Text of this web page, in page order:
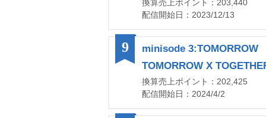
換算売上ポイント：203,440
配信開始日：2023/12/13
minisode 3:TOMORROW
TOMORROW X
換算売上ポイント：202,425
配信開始日：2024/4/2
9